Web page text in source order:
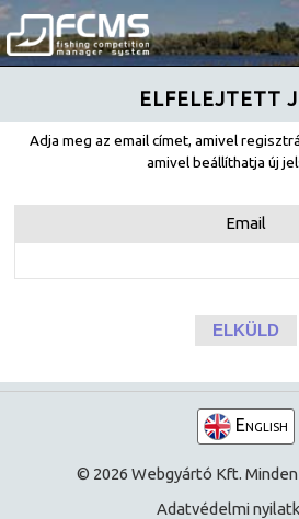
ELFELEJTETT
Adja meg az email címet, amivel
amivel beállíthatja új
Email
English
© 2026 Webgyártó Kft.
Adatvédelmi